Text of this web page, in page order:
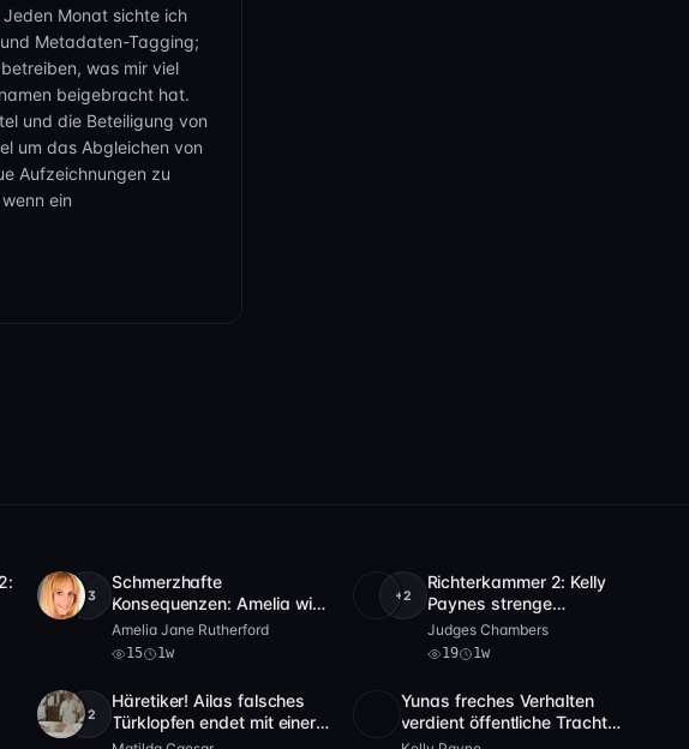
Monat sichte ich
Metadaten-Tagging;
was mir viel
beigebracht hat.
und die Beteiligung von
um das Abgleichen von
Aufzeichnungen zu
ein
4K 2 Video 15 18:05
+3
Schmerzhafte
Konsequenzen: Amelia wird
fürs Lügen bestraft
Amelia Jane Rutherford
15 1w
19
+2
Richterkammer 2: Kelly
Paynes strenge
Gerichtsdisziplin
Judges Chambers
19 1w
Full HD 8 11:25
+2
Häretiker! Ailas falsches
Türklopfen endet mit einer
Tracht Prügel - Bei Miss
Full HD 22 57:01
Yunas freches Verhalten
verdient öffentliche Tracht
Prügel von Kelly Payne